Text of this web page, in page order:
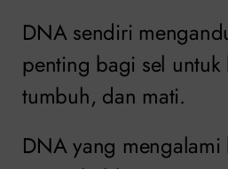
DNA sendiri
penting bagi sel
tumbuh, dan mati.
DNA yang mengalami